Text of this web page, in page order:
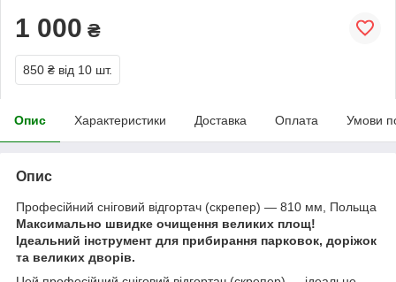
1 000 ₴
850 ₴ від 10 шт.
Опис Характеристики Доставка Оплата Умови
Опис
Професійний сніговий відгортач (скрепер) — 810 мм, Польща
Максимально швидке очищення великих площ!
Ідеальний інструмент для прибирання парковок, доріжок
та великих дворів.